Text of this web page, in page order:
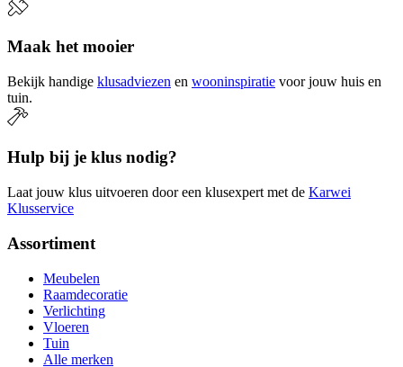
Maak het mooier
Bekijk handige klusadviezen en wooninspiratie voor jouw huis en
tuin.
Hulp bij je klus nodig?
Laat jouw klus uitvoeren door een klusexpert met de Karwei
Klusservice
Assortiment
Meubelen
Raamdecoratie
Verlichting
Vloeren
Tuin
Alle merken